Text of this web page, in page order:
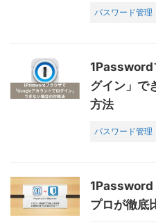
パスワード管理
1Password
グイン」で
方法
パスワード管理
プロが徹底